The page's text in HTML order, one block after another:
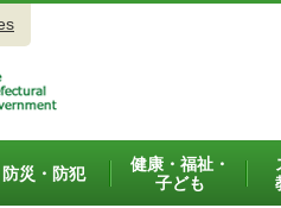
防災・防犯
健康・福祉・
子ども